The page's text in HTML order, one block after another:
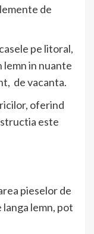
de
pe litoral,
lemn in nuante
de vacanta.
oferind
este
pieselor de
lemn, pot